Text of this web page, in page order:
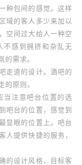
种包间的感觉。这样
域的客人多少来加以
空间过大给人一种空
不感到拥挤和杂乱无
的需求。
道的设计。酒吧的
的原则。
注意吧台位置的选
吧台的位置，感觉到
显眼的位置上。吧台
人提供快捷的服务，
设计风格、目标客